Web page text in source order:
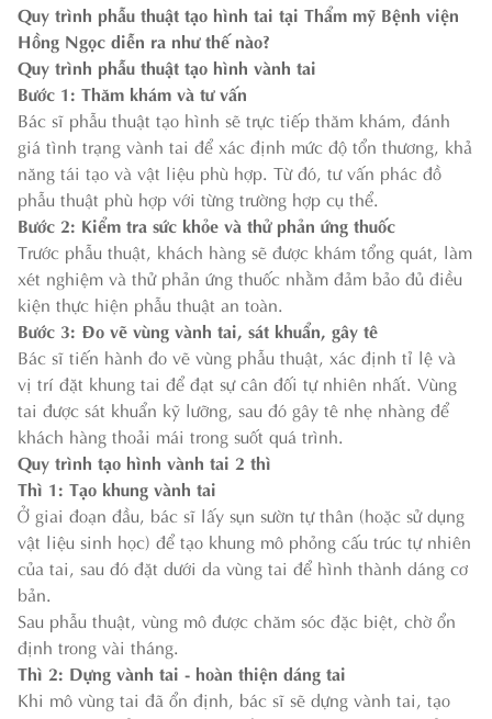
Quy trình phẫu thuật tạo hình tai tại Thẩm mỹ Bệnh viện
Hồng Ngọc diễn ra như thế nào?
Quy trình phẫu thuật tạo hình vành tai
Bước 1: Thăm khám và tư vấn
Bác sĩ phẫu thuật tạo hình sẽ trực tiếp thăm khám, đánh
giá tình trạng vành tai để xác định mức độ tổn thương, khả
năng tái tạo và vật liệu phù hợp. Từ đó, tư vấn phác đồ
phẫu thuật phù hợp với từng trường hợp cụ thể.
Bước 2: Kiểm tra sức khỏe và thử phản ứng thuốc
Trước phẫu thuật, khách hàng sẽ được khám tổng quát, làm
xét nghiệm và thử phản ứng thuốc nhằm đảm bảo đủ điều
kiện thực hiện phẫu thuật an toàn.
Bước 3: Đo vẽ vùng vành tai, sát khuẩn, gây tê
Bác sĩ tiến hành đo vẽ vùng phẫu thuật, xác định tỉ lệ và
vị trí đặt khung tai để đạt sự cân đối tự nhiên nhất. Vùng
tai được sát khuẩn kỹ lưỡng, sau đó gây tê nhẹ nhàng để
khách hàng thoải mái trong suốt quá trình.
Quy trình tạo hình vành tai 2 thì
Thì 1: Tạo khung vành tai
Ở giai đoạn đầu, bác sĩ lấy sụn sườn tự thân (hoặc sử dụng
vật liệu sinh học) để tạo khung mô phỏng cấu trúc tự nhiên
của tai, sau đó đặt dưới da vùng tai để hình thành dáng cơ
bản.
Sau phẫu thuật, vùng mô được chăm sóc đặc biệt, chờ ổn
định trong vài tháng.
Thì 2: Dựng vành tai - hoàn thiện dáng tai
Khi mô vùng tai đã ổn định, bác sĩ sẽ dựng vành tai, tạo